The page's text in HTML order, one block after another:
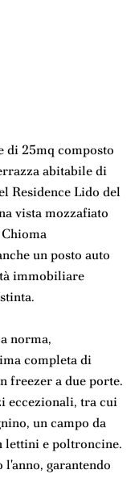
di 25mq composto
abitabile di
Residence Lido del
vista mozzafiato
un posto auto
immobiliare
norma,
completa di
freezer a due porte.
eccezionali, tra cui
un campo da
lettini e poltroncine.
garantendo